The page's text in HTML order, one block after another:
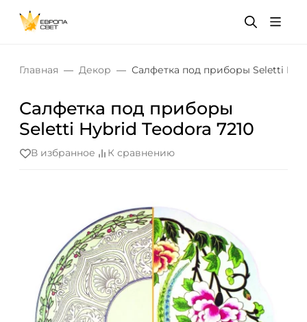
Главная Декор Салфетка под приборы Seletti
Салфетка под приборы
Seletti Hybrid Teodora 7210
В избранное К сравнению